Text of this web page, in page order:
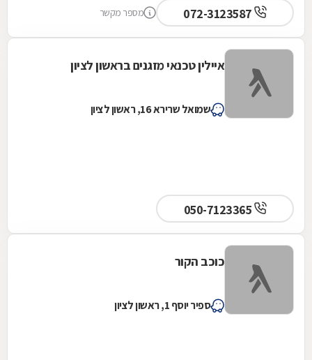
מספר מקשר
איילין טכנאי מזגנים בראשון לציון
שמואל שרירא 16, ראשון לציון
כוכב הקור
ספיר יוסף 1, ראשון לציון